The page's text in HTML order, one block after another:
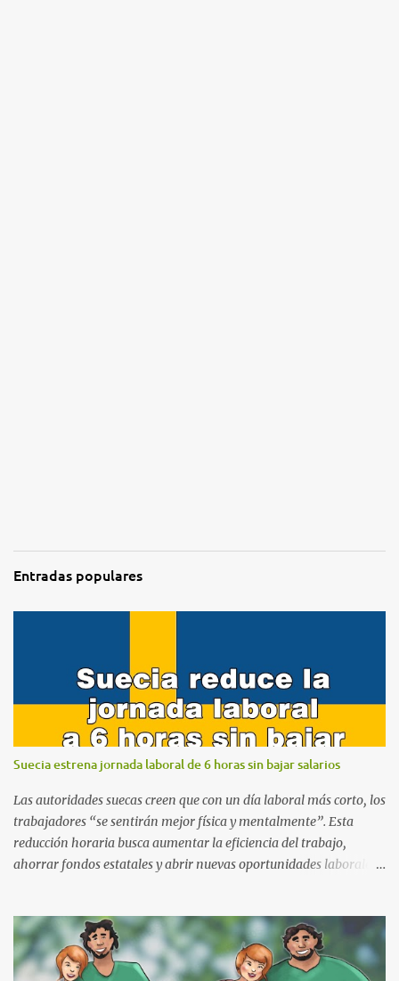
Entradas populares
Suecia estrena jornada laboral de 6 horas sin bajar salarios
Las autoridades suecas creen que con un día laboral más corto, los
trabajadores “se sentirán mejor física y mentalmente”. Esta
reducción horaria busca aumentar la eficiencia del trabajo,
ahorrar fondos estatales y abrir nuevas oportunidades laborales.
La prueba iniciará con los trabajadores municipales de